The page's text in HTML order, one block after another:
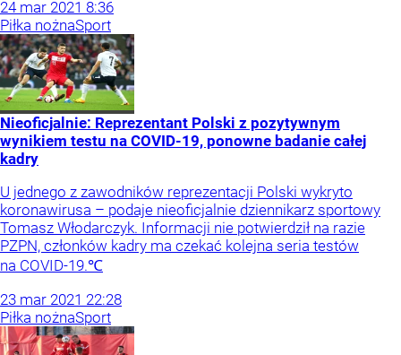
24 mar 2021 8:36
Piłka nożnaSport
Nieoficjalnie: Reprezentant Polski z pozytywnym
wynikiem testu na COVID-19, ponowne badanie całej
kadry
U jednego z zawodników reprezentacji Polski wykryto
koronawirusa – podaje nieoficjalnie dziennikarz sportowy
Tomasz Włodarczyk. Informacji nie potwierdził na razie
PZPN, członków kadry ma czekać kolejna seria testów
na COVID-19.℃
23 mar 2021 22:28
Piłka nożnaSport